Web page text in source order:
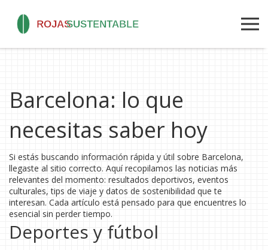
Barcelona: lo que
necesitas saber hoy
Si estás buscando información rápida y útil sobre Barcelona,
llegaste al sitio correcto. Aquí recopilamos las noticias más
relevantes del momento: resultados deportivos, eventos
culturales, tips de viaje y datos de sostenibilidad que te
interesan. Cada artículo está pensado para que encuentres lo
esencial sin perder tiempo.
Deportes y fútbol